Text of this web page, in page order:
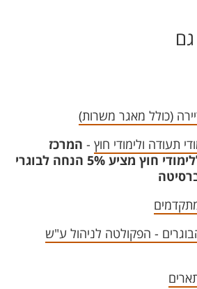
גם
(כולל מאגר משרות)
תעודה ולימודי חוץ - המרכז
האוניברסיטאי ללימודי חוץ מציע 5% הנחה לבוגרי
- הפקולטה לניהול ע"ש